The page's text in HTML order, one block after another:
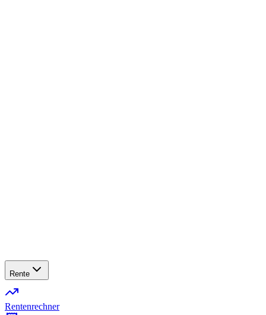
Rente
Rentenrechner